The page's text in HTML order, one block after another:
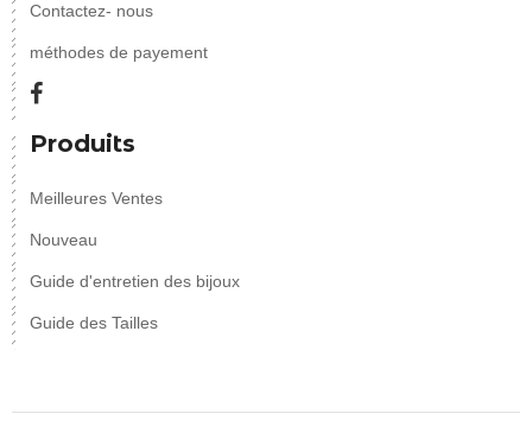
Contactez- nous
méthodes de payement
Produits
Meilleures Ventes
Nouveau
Guide d'entretien des bijoux
Guide des Tailles